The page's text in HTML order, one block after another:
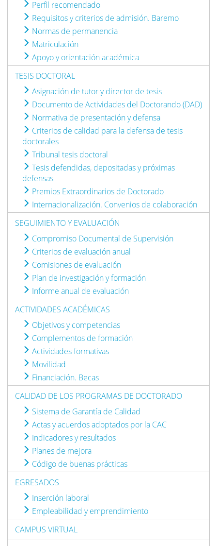
Perfil recomendado
Requisitos y criterios de admisión. Baremo
Normas de permanencia
Matriculación
Apoyo y orientación académica
TESIS DOCTORAL
Asignación de tutor y director de tesis
Documento de Actividades del Doctorando (DAD)
Normativa de presentación y defensa
Criterios de calidad para la defensa de tesis
doctorales
Tribunal tesis doctoral
Tesis defendidas, depositadas y próximas
defensas
Premios Extraordinarios de Doctorado
Internacionalización. Convenios de colaboración
SEGUIMIENTO Y EVALUACIÓN
Compromiso Documental de Supervisión
Criterios de evaluación anual
Comisiones de evaluación
Plan de investigación y formación
Informe anual de evaluación
ACTIVIDADES ACADÉMICAS
Objetivos y competencias
Complementos de formación
Actividades formativas
Movilidad
Financiación. Becas
CALIDAD DE LOS PROGRAMAS DE DOCTORADO
Sistema de Garantía de Calidad
Actas y acuerdos adoptados por la CAC
Indicadores y resultados
Planes de mejora
Código de buenas prácticas
EGRESADOS
Inserción laboral
Empleabilidad y emprendimiento
CAMPUS VIRTUAL